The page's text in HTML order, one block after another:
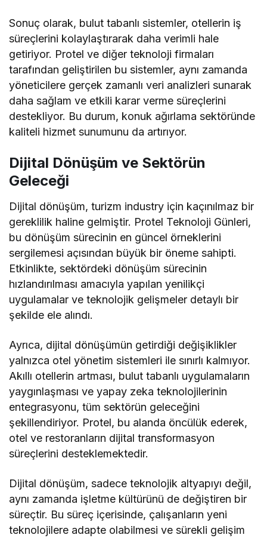
Sonuç olarak, bulut tabanlı sistemler, otellerin iş
süreçlerini kolaylaştırarak daha verimli hale
getiriyor. Protel ve diğer teknoloji firmaları
tarafından geliştirilen bu sistemler, aynı zamanda
yöneticilere gerçek zamanlı veri analizleri sunarak
daha sağlam ve etkili karar verme süreçlerini
destekliyor. Bu durum, konuk ağırlama sektöründe
kaliteli hizmet sunumunu da artırıyor.
Dijital Dönüşüm ve Sektörün
Geleceği
Dijital dönüşüm, turizm industry için kaçınılmaz bir
gereklilik haline gelmiştir. Protel Teknoloji Günleri,
bu dönüşüm sürecinin en güncel örneklerini
sergilemesi açısından büyük bir öneme sahipti.
Etkinlikte, sektördeki dönüşüm sürecinin
hızlandırılması amacıyla yapılan yenilikçi
uygulamalar ve teknolojik gelişmeler detaylı bir
şekilde ele alındı.
Ayrıca, dijital dönüşümün getirdiği değişiklikler
yalnızca otel yönetim sistemleri ile sınırlı kalmıyor.
Akıllı otellerin artması, bulut tabanlı uygulamaların
yaygınlaşması ve yapay zeka teknolojilerinin
entegrasyonu, tüm sektörün geleceğini
şekillendiriyor. Protel, bu alanda öncülük ederek,
otel ve restoranların dijital transformasyon
süreçlerini desteklemektedir.
Dijital dönüşüm, sadece teknolojik altyapıyı değil,
aynı zamanda işletme kültürünü de değiştiren bir
süreçtir. Bu süreç içerisinde, çalışanların yeni
teknolojilere adapte olabilmesi ve sürekli gelişim